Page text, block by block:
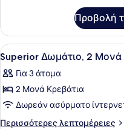
King
Κρεβάτι
(Super)
Δωμάτιο,
King
Κρεβάτι
(Super)
Προβολή
Προβολή
όλων
των
φωτογραφιών
για
Superior
1
Superior Δωμάτιο, 2 Μονά
Για 3 άτομα
2 Μονά Κρεβάτια
Δωρεάν ασύρματο
Περισσότερες λεπτομέρειες
Περισσότερες